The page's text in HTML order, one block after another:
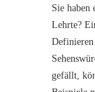
Sie haben
Lehrte?
Definieren
gefällt,